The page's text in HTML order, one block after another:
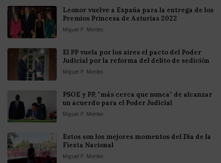
Leonor vuelve a España para la entrega de los
Premios Princesa de Asturias 2022
Miguel P. Montes
El PP vuela por los aires el pacto del Poder
Judicial por la reforma del delito de sedición
Miguel P. Montes
PSOE y PP, "más cerca que nunca" de alcanzar
un acuerdo para el Poder Judicial
Miguel P. Montes
Estos son los mejores momentos del Día de la
Fiesta Nacional
Miguel P. Montes